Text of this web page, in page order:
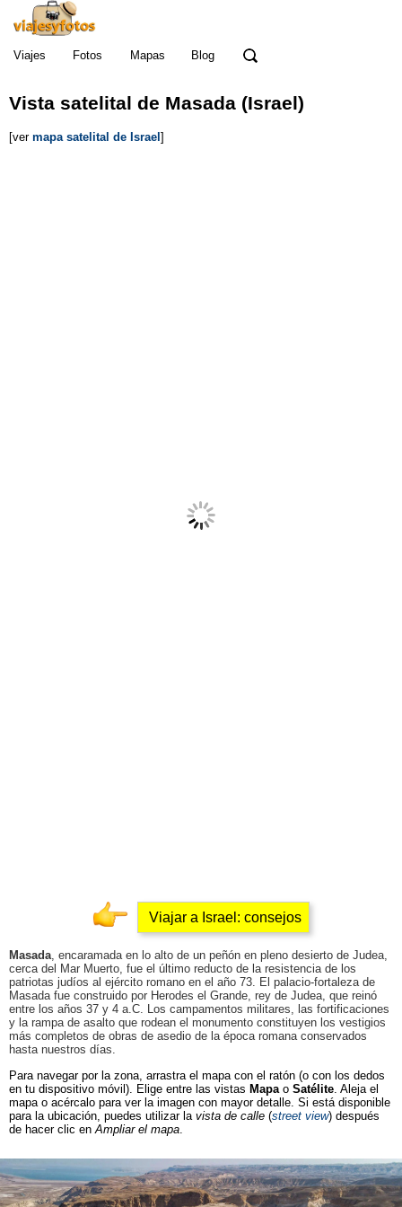
Viajes Fotos Mapas Blog
Vista satelital de Masada (Israel)
[ver mapa satelital de Israel]
Viajar a Israel: consejos
Masada, encaramada en lo alto de un peñón en pleno desierto de Judea,
cerca del Mar Muerto, fue el último reducto de la resistencia de los
patriotas judíos al ejército romano en el año 73. El palacio-fortaleza de
Masada fue construido por Herodes el Grande, rey de Judea, que reinó
entre los años 37 y 4 a.C. Los campamentos militares, las fortificaciones
y la rampa de asalto que rodean el monumento constituyen los vestigios
más completos de obras de asedio de la época romana conservados
hasta nuestros días.
Para navegar por la zona, arrastra el mapa con el ratón (o con los dedos
en tu dispositivo móvil). Elige entre las vistas Mapa o Satélite . Aleja el
mapa o acércalo para ver la imagen con mayor detalle. Si está disponible
para la ubicación, puedes utilizar la vista de calle (street view) después
de hacer clic en Ampliar el mapa